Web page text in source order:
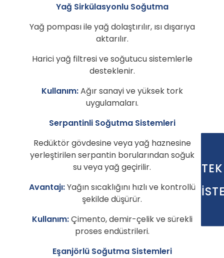
Yağ Sirkülasyonlu Soğutma
Yağ pompası ile yağ dolaştırılır, ısı dışarıya
aktarılır.
Harici yağ filtresi ve soğutucu sistemlerle
desteklenir.
Kullanım:Ağır sanayi ve yüksek tork
uygulamaları.
Serpantinli Soğutma Sistemleri
Redüktör gövdesine veya yağ haznesine
yerleştirilen serpantin borularından soğuk
su veya yağ geçirilir.
Avantajı:Yağın sıcaklığını hızlı ve kontrollü
şekilde düşürür.
Kullanım:Çimento, demir-çelik ve sürekli
proses endüstrileri.
Eşanjörlü Soğutma Sistemleri